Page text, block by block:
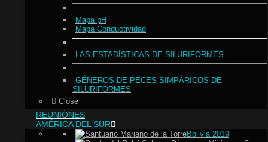
Mapa pH
Mapa Conductividad
LAS ESTADÍSTICAS DE SILURIFORMES
GÉNEROS DE PECES SIMPÁRICOS DE
SILURIFORMES
Close
REUNIÓNES
AMÉRICA DEL SUR
Bolivia 2019